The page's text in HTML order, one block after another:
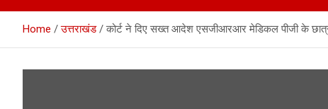
Home उत्तराखंड कोर्ट ने दिए सख्त आदेश एसजीआरआर मेडिकल पीजी के